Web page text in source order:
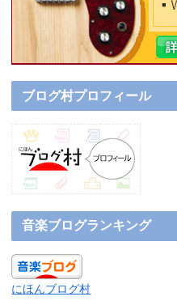
ブログ村プロフィール
音楽ブログランキング
にほんブログ村